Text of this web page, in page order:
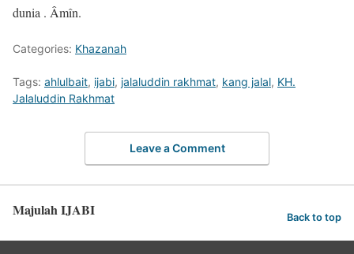
dunia . Âmîn.
Categories: Khazanah
Tags: ahlulbait, ijabi, jalaluddin rakhmat, kang jalal, KH.
Jalaluddin Rakhmat
Leave a Comment
Majulah IJABI Back to top